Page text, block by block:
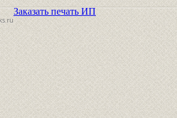
Заказать печать ИП